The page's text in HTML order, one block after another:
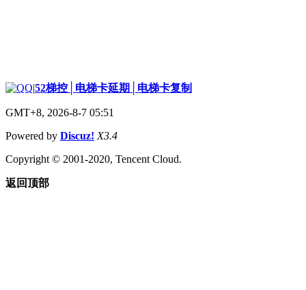
|52梯控│电梯卡延期│电梯卡复制
GMT+8, 2026-8-7 05:51
Powered by Discuz! X3.4
Copyright © 2001-2020, Tencent Cloud.
返回顶部